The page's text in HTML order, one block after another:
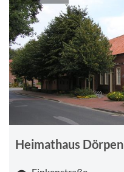
Heimathaus Dörpen